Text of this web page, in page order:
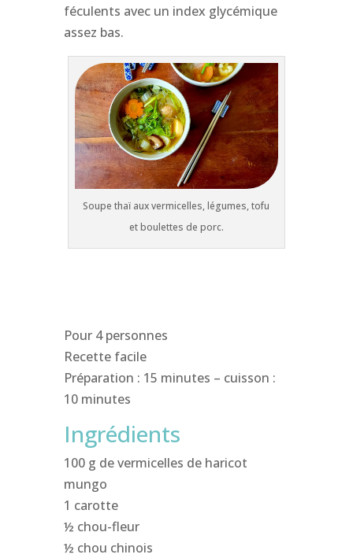
féculents avec un index glycémique
assez bas.
Soupe thaï aux vermicelles, légumes, tofu
et boulettes de porc.
Pour 4 personnes
Recette facile
Préparation : 15 minutes – cuisson :
10 minutes
Ingrédients
100 g de vermicelles de haricot
mungo
1 carotte
½ chou-fleur
½ chou chinois